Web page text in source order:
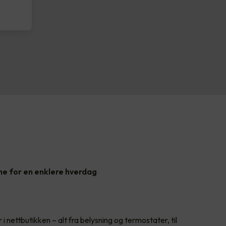
for en enklere hverdag
nettbutikken – alt fra belysning og termostater, til